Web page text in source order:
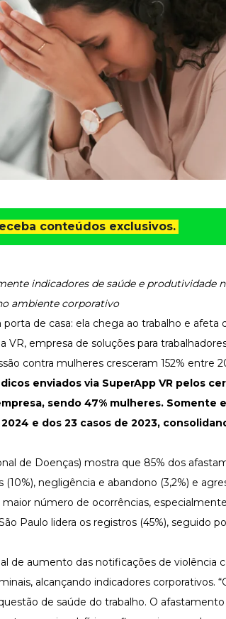
conteúdos exclusivos.
indicadores de saúde e produtividade
ambiente corporativo
de casa: ela chega ao trabalho e afeta
VR, empresa de soluções para
contra mulheres cresceram 152% entre
enviados via SuperApp VR pelos
sendo 47% mulheres. Somente
e dos 23 casos de 2023,
de Doenças) mostra que 85% dos
negligência e abandono (3,2%) e
número de ocorrências,
Paulo lidera os registros (45%), seguido por
de aumento das notificações de violência
alcançando indicadores corporativos.
de saúde do trabalho. O